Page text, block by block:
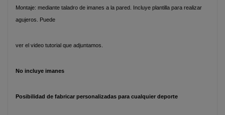
Montaje: mediante taladro de imanes a la pared. Incluye plantilla para realizar
agujeros. Puede
ver el video tutorial que adjuntamos.
No incluye imanes
Posibilidad de fabricar personalizadas para cualquier deporte